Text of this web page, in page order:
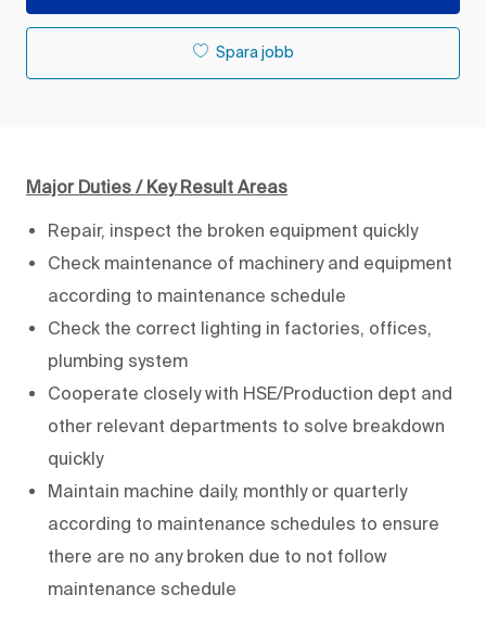
Spara jobb
Major Duties / Key Result Areas
Repair, inspect the broken equipment quickly
Check maintenance of machinery and equipment
according to maintenance schedule
Check the correct lighting in factories, offices,
plumbing system
Cooperate closely with HSE/Production dept and
other relevant departments to solve breakdown
quickly
Maintain machine daily, monthly or quarterly
according to maintenance schedules to ensure
there are no any broken due to not follow
maintenance schedule